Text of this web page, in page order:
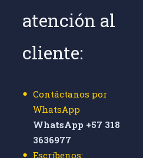
atención al
cliente:
Contáctanos por
WhatsApp
WhatsApp +57 318
3636977
Escríbenos: